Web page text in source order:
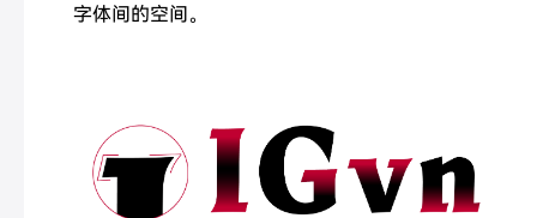
字体间的空间。